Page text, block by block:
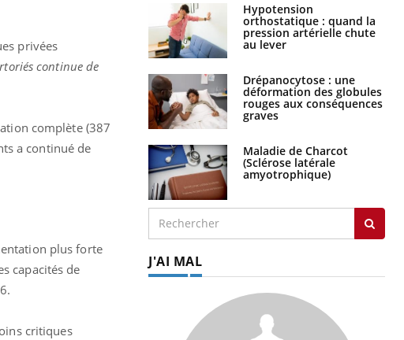
privées
continue de
complète (387
a continué de
plus forte
capacités de
critiques
Hypotension
orthostatique : quand la
pression artérielle chute
au lever
Drépanocytose : une
déformation des globules
rouges aux conséquences
graves
Maladie de Charcot
(Sclérose latérale
amyotrophique)
J'AI MAL